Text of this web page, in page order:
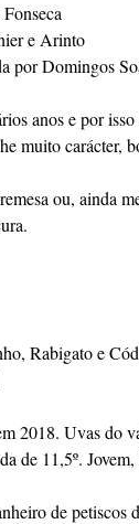
e Arinto
por Domingos
anos e por
muito carácter,
ou, ainda
Rabigato e
2018. Uvas do
de 11,5º.
de petiscos